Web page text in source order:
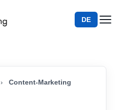
DE
› Content-Marketing